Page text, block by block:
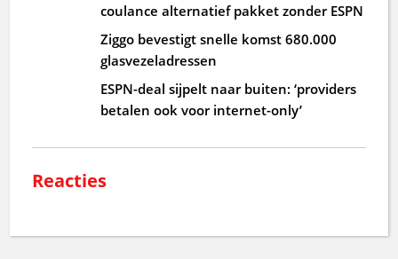
coulance alternatief pakket zonder ESPN
Ziggo bevestigt snelle komst 680.000
glasvezeladressen
ESPN-deal sijpelt naar buiten: ‘providers
betalen ook voor internet-only’
Reacties